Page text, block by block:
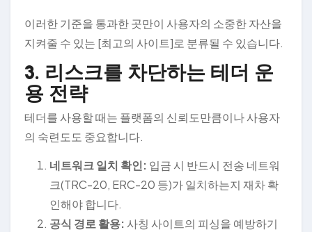
이러한 기준을 통과한 곳만이 사용자의 소중한 자산을
지켜줄 수 있는 [최고의 사이트]로 분류될 수 있습니다.
3. 리스크를 차단하는 테더 운
용 전략
테더를 사용할 때는 플랫폼의 신뢰도만큼이나 사용자
의 숙련도도 중요합니다.
네트워크 일치 확인: 입금 시 반드시 전송 네트워
크(TRC-20, ERC-20 등)가 일치하는지 재차 확
인해야 합니다.
공식 경로 활용: 사칭 사이트의 피싱을 예방하기